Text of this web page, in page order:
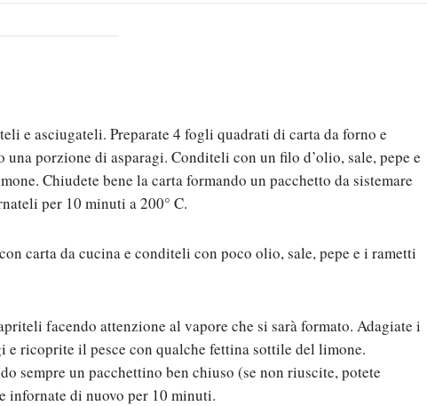
e asciugateli. Preparate 4 fogli quadrati di carta da forno e
porzione di asparagi. Conditeli con un filo d’olio, sale, pepe e
Chiudete bene la carta formando un pacchetto da sistemare
per 10 minuti a 200° C.
carta da cucina e conditeli con poco olio, sale, pepe e i rametti
facendo attenzione al vapore che si sarà formato. Adagiate i
e ricoprite il pesce con qualche fettina sottile del limone.
sempre un pacchettino ben chiuso (se non riuscite, potete
infornate di nuovo per 10 minuti.